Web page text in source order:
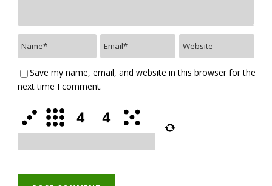
Save my name, email, and website in this browser for the
next time I comment.